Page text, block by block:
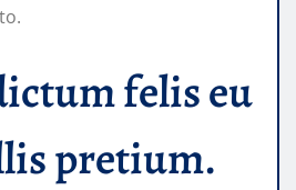
felis eu
pretium.